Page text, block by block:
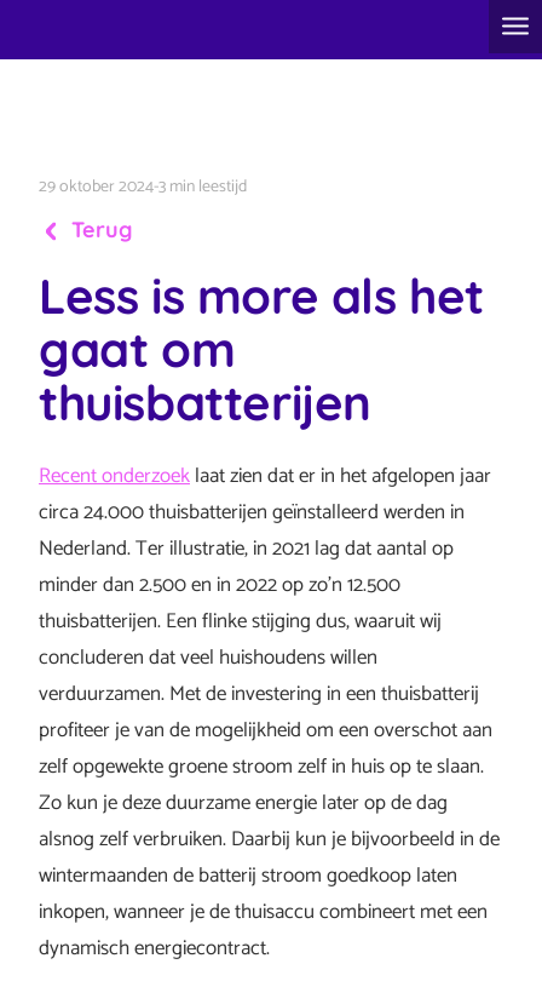
29 oktober 2024-3 min leestijd
Terug
Less is more als het
gaat om
thuisbatterijen
Recent onderzoeklaat zien dat er in het afgelopen jaar
circa 24.000 thuisbatterijen geïnstalleerd werden in
Nederland. Ter illustratie, in 2021 lag dat aantal op
minder dan 2.500 en in 2022 op zo’n 12.500
thuisbatterijen. Een flinke stijging dus, waaruit wij
concluderen dat veel huishoudens willen
verduurzamen. Met de investering in een thuisbatterij
profiteer je van de mogelijkheid om een overschot aan
zelf opgewekte groene stroom zelf in huis op te slaan.
Zo kun je deze duurzame energie later op de dag
alsnog zelf verbruiken. Daarbij kun je bijvoorbeeld in de
wintermaanden de batterij stroom goedkoop laten
inkopen, wanneer je de thuisaccu combineert met een
dynamisch energiecontract.